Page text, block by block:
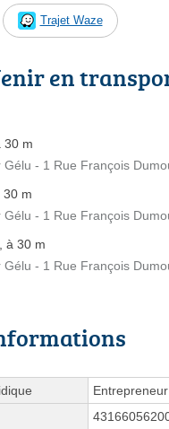
Trajet Waze
en
30 m
Gélu - 1 Rue François
30 m
Gélu - 1 Rue François
à 30 m
Gélu - 1 Rue François